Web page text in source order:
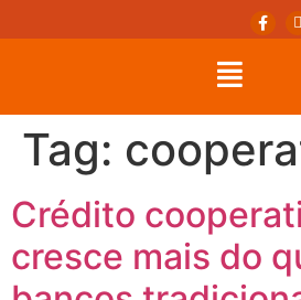
Tag:
Crédito
cresce mais do